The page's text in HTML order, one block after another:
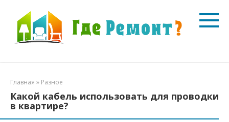
контенту
Главная » Разное
Какой кабель использовать для проводки
в квартире?